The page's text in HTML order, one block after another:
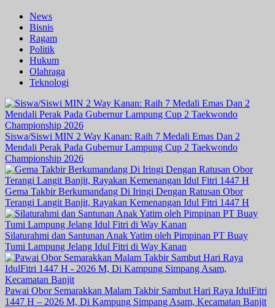
News
Bisnis
Ragam
Politik
Hukum
Olahraga
Teknologi
Siswa/Siswi MIN 2 Way Kanan: Raih 7 Medali Emas Dan 2
Mendali Perak Pada Gubernur Lampung Cup 2 Taekwondo
Championship 2026
Gema Takbir Berkumandang Di Iringi Dengan Ratusan Obor
Terangi Langit Banjit, Rayakan Kemenangan Idul Fitri 1447 H
Silaturahmi dan Santunan Anak Yatim oleh Pimpinan PT Buay
Tumi Lampung Jelang Idul Fitri di Way Kanan
Pawai Obor Semarakkan Malam Takbir Sambut Hari Raya IdulFitri
1447 H – 2026 M, Di Kampung Simpang Asam, Kecamatan Banjit